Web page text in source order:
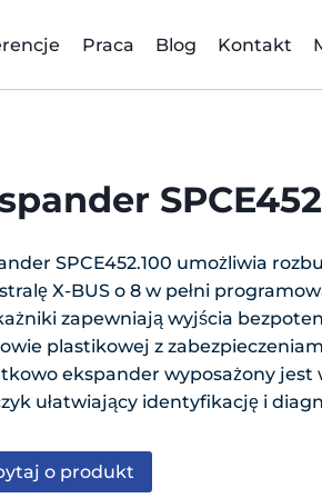
Praca Blog Kontakt
SPCE452.100 umożliwia
X-BUS o 8 w pełni
zapewniają wyjścia
plastikowej z
ekspander wyposażony jest
ułatwiający identyfikację i
o produkt